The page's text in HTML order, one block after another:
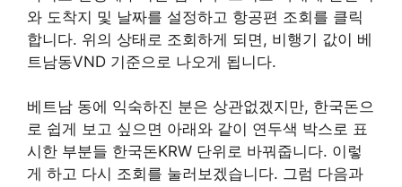
와 도착지 및 날짜를 설정하고 항공편 조회를 클릭
합니다. 위의 상태로 조회하게 되면, 비행기 값이 베
트남동VND 기준으로 나오게 됩니다.
베트남 동에 익숙하진 분은 상관없겠지만, 한국돈으
로 쉽게 보고 싶으면 아래와 같이 연두색 박스로 표
시한 부분들 한국돈KRW 단위로 바꿔줍니다. 이렇
게 하고 다시 조회를 눌러보겠습니다. 그럼 다음과